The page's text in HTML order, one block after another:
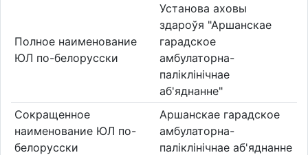
Полное наименование
ЮЛ по-белорусски
Установа аховы
здароўя "Аршанскае
гарадское
амбулаторна-
паліклінічнае
аб'яднанне"
Сокращенное
наименование ЮЛ по-
белорусски
Аршанскае гарадское
амбулаторна-
паліклінічнае аб'яднанне